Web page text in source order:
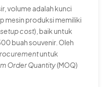
volume adalah kunci
mesin produksi memiliki
cost), baik untuk
buah souvenir. Oleh
untuk
Order Quantity(MOQ)